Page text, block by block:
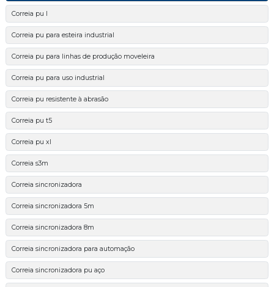
Correia pu l
Correia pu para esteira industrial
Correia pu para linhas de produção moveleira
Correia pu para uso industrial
Correia pu resistente à abrasão
Correia pu t5
Correia pu xl
Correia s3m
Correia sincronizadora
Correia sincronizadora 5m
Correia sincronizadora 8m
Correia sincronizadora para automação
Correia sincronizadora pu aço